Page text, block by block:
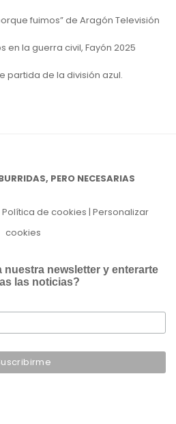
fuimos” de Aragón Televisión
la guerra civil, Fayón 2025
partida de la división azul.
PERO NECESARIAS
Política de cookies | Personalizar
cookies
nuestra newsletter y enterarte
las noticias?